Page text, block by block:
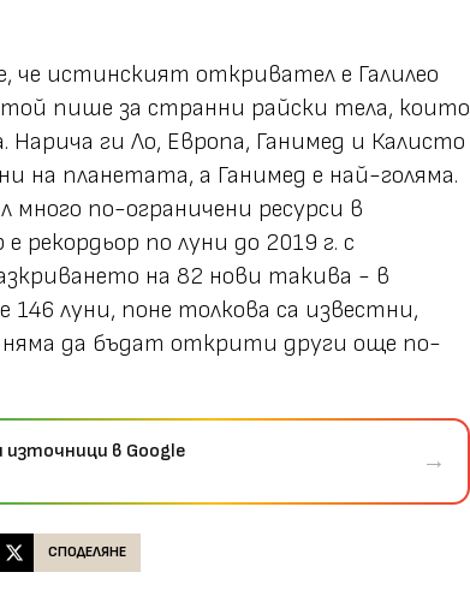
че истинският откривател е Галилео
той пише за странни райски тела, които
ги Ло, Европа, Ганимед и Калисто
на планетата, а Ганимед е най-голяма.
много по-ограничени ресурси в
рекордьор по луни до 2019 г. с
на 82 нови такива - в
луни, поне толкова са известни,
няма да бъдат открити други още по-
в Google →
СПОДЕЛЯНЕ